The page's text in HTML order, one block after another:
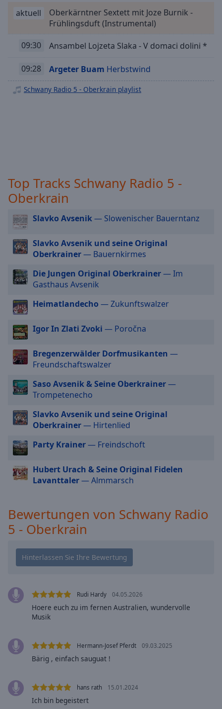
settings
off,
Track
window.
dialog
window.
Escape
cancel
and
window.
Text
Color
Opacity
Text
Background
Background
Color
Opacity
Size
Style
Family
Schwany Weihnachtsradio
Schwany 1 Volkstümlich
Schwany Plus
aktuell
Oberkärntner Sextett mit Joze Burnik -
Frühlingsduft (Instrumental)
09:30 Ansambel Lojzeta Slaka - V domaci dolini *
09:28 Argeter Buam Herbstwind
Schwany Radio 5 - Oberkrain playlist
Top Tracks Schwany Radio 5 -
Oberkrain
Slavko Avsenik— Slowenischer Bauerntanz
Slavko Avsenik und seine Original
Oberkrainer— Bauernkirmes
Die Jungen Original Oberkrainer— Im
Gasthaus Avsenik
Heimatlandecho — Zukunftswalzer
Igor In Zlati Zvoki — Poročna
Bregenzerwälder Dorfmusikanten —
Freundschaftswalzer
Saso Avsenik & Seine Oberkrainer—
Trompetenecho
Slavko Avsenik und seine Original
Oberkrainer— Hirtenlied
Party Krainer— Freindschoft
Hubert Urach & Seine Original Fidelen
Lavanttaler— Almmarsch
Bewertungen von Schwany Radio
5 - Oberkrain
Rudi Hardy 04.05.2026
Hoere euch zu im fernen Australien, wundervolle
Musik
Hermann-Josef Pferdt 09.03.2025
Bärig , einfach sauguat !
hans rath 15.01.2024
Ich bin begeistert